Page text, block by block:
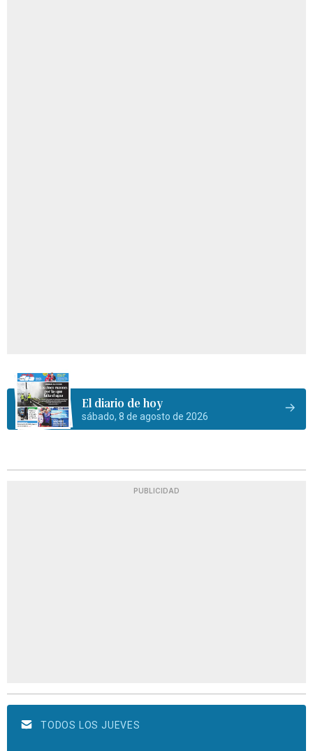
El diario de hoy
sábado, 8 de agosto de 2026
PUBLICIDAD
TODOS LOS JUEVES